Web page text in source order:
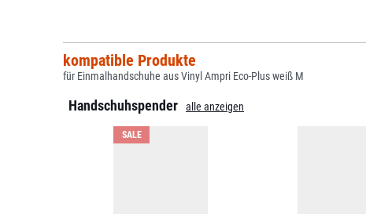
kompatible Produkte
für Einmalhandschuhe aus Vinyl Ampri Eco-Plus weiß M
Handschuhspender alle anzeigen
SALE